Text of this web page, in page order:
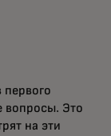
первого
вопросы. Это
на эти